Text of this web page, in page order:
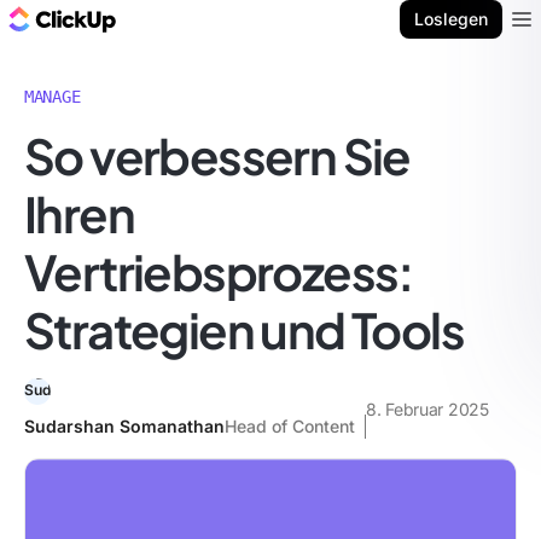
Loslegen
MANAGE
So verbessern Sie
Ihren
Vertriebsprozess:
Strategien und Tools
Sudarshan SomanathanHead of Content
8. Februar 2025